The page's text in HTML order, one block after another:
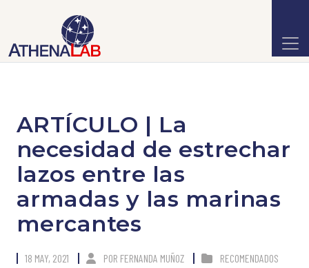
ARTÍCULO | La
necesidad de estrechar
lazos entre las
armadas y las marinas
mercantes
18 MAY, 2021 POR FERNANDA MUÑOZ RECOMENDADOS